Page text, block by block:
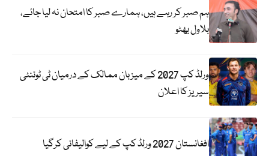
ہم صبر کر رہے ہیں، ہمارے صبر کا امتحان نہ لیا جائے،
بلاول بھٹو
ورلڈ کپ 2027 کے میزبان ممالک کے درمیان ٹی ٹوئنٹی
سیریز کا اعلان
افغانستان 2027 ورلڈ کپ کے لیے کوالیفائی کرگیا